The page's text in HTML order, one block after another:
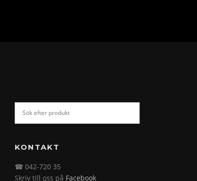
KONTAKT
☎ 042-720 35
Skriv till oss på Facebook